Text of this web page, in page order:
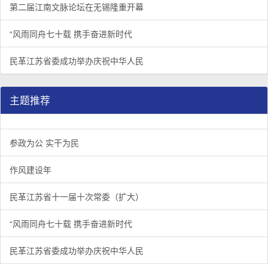
第二届江南文脉论坛在无锡隆重开幕
“风雨同舟七十载 携手奋进新时代
民革江苏省委成功举办庆祝中华人民
主题推荐
参政为公 实干为民
作风建设年
民革江苏省十一届十次常委（扩大）
“风雨同舟七十载 携手奋进新时代
民革江苏省委成功举办庆祝中华人民